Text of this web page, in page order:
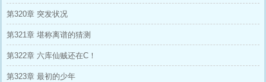
第320章 突发状况
第321章 堪称离谱的猜测
第322章 六库仙贼还在C！
第323章 最初的少年